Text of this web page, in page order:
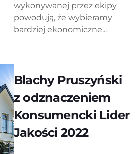
wykonywanej przez ekipy
powodują, że wybieramy
bardziej ekonomiczne...
Blachy Pruszyński
z odznaczeniem
Konsumencki Lider
Jakości 2022